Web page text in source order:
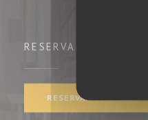
RESERVA
RESERVAR UMA MESA